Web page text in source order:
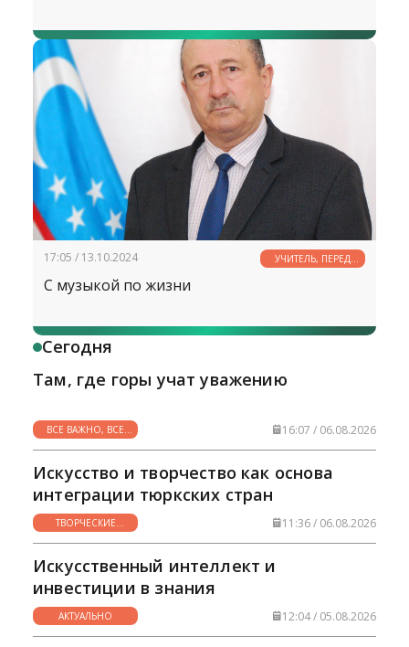
17:05 / 13.10.2024
УЧИТЕЛЬ, ПЕРЕД
ИМЕНЕМ ТВОИМ...
С музыкой по жизни
Сегодня
Там, где горы учат уважению
ВСЕ ВАЖНО, ВСЕ
НУЖНО
16:07 / 06.08.2026
Искусство и творчество как основа
интеграции тюркских стран
ТВОРЧЕСКИЕ
ГОРИЗОНТЫ
11:36 / 06.08.2026
Искусственный интеллект и
инвестиции в знания
АКТУАЛЬНО 12:04 / 05.08.2026